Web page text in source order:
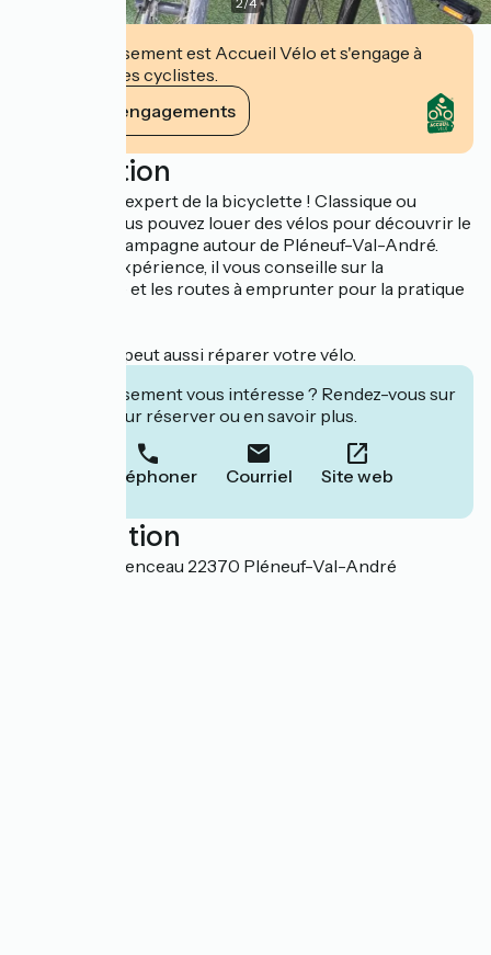
Cet établissement est Accueil Vélo et s'engage à
accueillir des cyclistes.
Voir ses engagements
Description
Michel, c’est l’expert de la bicyclette ! Classique ou
électrique, vous pouvez louer des vélos pour découvrir le
littoral ou la campagne autour de Pléneuf-Val-André.
Fort de son expérience, il vous conseille sur la
Vélomaritime et les routes à emprunter pour la pratique
En panne ? Il peut aussi réparer votre vélo.
Cet établissement vous intéresse ? Rendez-vous sur
leur site pour réserver ou en savoir plus.
Téléphoner Courriel Site web
Localisation
125 Rue Clemenceau 22370 Pléneuf-Val-André